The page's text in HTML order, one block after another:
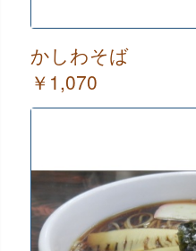
かしわそば
￥1,070